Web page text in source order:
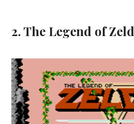
2. The Legend of